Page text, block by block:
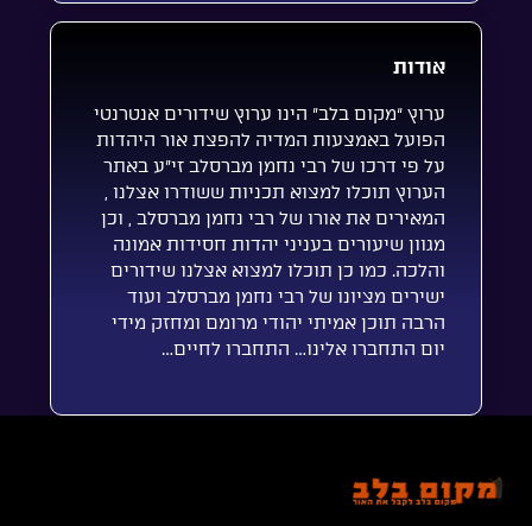
אודות
ערוץ “מקום בלב” הינו ערוץ שידורים אנטרנטי
הפועל באמצעות המדיה להפצת אור היהדות
על פי דרכו של רבי נחמן מברסלב זי”ע באתר
הערוץ תוכלו למצוא תכניות ששודרו אצלנו ,
המאירים את אורו של רבי נחמן מברסלב , וכן
מגוון שיעורים בעניני יהדות חסידות אמונה
והלכה. כמו כן תוכלו למצוא אצלנו שידורים
ישירים מציונו של רבי נחמן מברסלב ועוד
הרבה תוכן אמיתי יהודי מרומם ומחזק מידי
יום התחברו אלינו… התחברו לחיים…